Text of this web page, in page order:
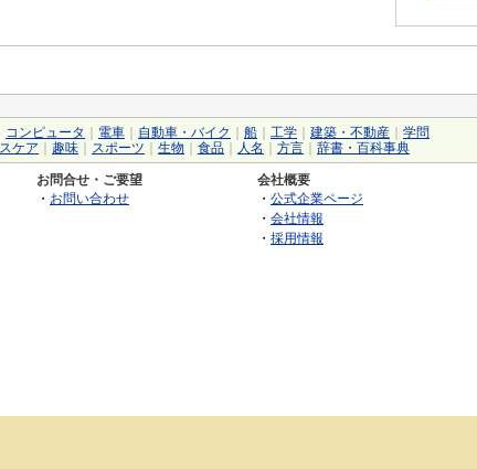
コンピュータ 電車 自動車・バイク 船 工学 建築・不動産
学問
ケア 趣味 スポーツ 生物 食品 人名 方言 辞書・百科事典
お問合せ・ご要望
・ お問い合わせ
会社概要
・ 公式企業ページ
・ 会社情報
・ 採用情報